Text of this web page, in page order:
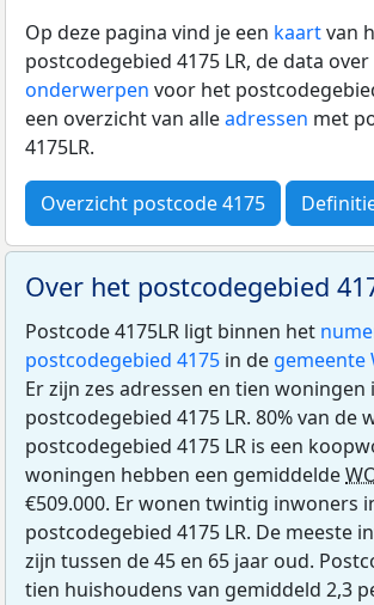
Op deze pagina vind je een kaartvan
postcodegebied 4175 LR, de data
onderwerpen voor het
een overzicht van alleadressen met
4175LR.
Overzicht postcode 4175
Over het postcodegebied
Postcode 4175LR ligt binnen het
postcodegebied 4175 in de gemeente
Er zijn zes adressen en tien woningen
postcodegebied 4175 LR. 80% van de
postcodegebied 4175 LR is een
woningen hebben een gemiddelde
€509.000. Er wonen twintig inwoners
postcodegebied 4175 LR. De meeste
zijn tussen de 45 en 65 jaar oud.
tien huishoudens van gemiddeld 2,3